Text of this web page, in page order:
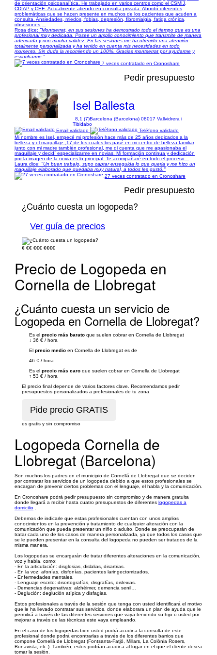
de orientación psicoanalítica. He trabajado en varios centros como el CSMIJ,
CDIAP y CEE. Actualmente atiendo en consulta privada. Abordó diferentes
problemáticas que se hacen presente en muchos de los pacientes que acuden a
consulta. Ansiedades, miedos, fobias, depresión, fibromialgia, fatiga crónica,
obsesiones,...
Rosa dice: "Montserrat, en sus sesiones ha demostrado todo el tiempo que es una
profesional muy dedicada. Posee un amplio conocimiento que transmite de manera
adecuada y con mucha calidez. En las sesiones me ha ofrecido una atención
totalmente personalizada y ha tenido en cuenta mis necesidades en todo
momento. Sin duda la recomiendo un 100%. Gracias montserrat por ayudarme y
escucharme."
7 veces contratado en Cronoshare
Pedir presupuesto
Isel Ballesta
8,1 (7)Barcelona (Barcelona) 08017 Vallvidrera i
Tibidabo
Email validado
Teléfono validado
Mi nombre es Isel, empecé mi profesión hace más de 25 años dedicados a la
belleza y el maquillaje ,17 de los cuales los pasé en mi centro de belleza familiar
junto con mi madre también profesional, me di cuenta que me apasionaba el
maquillaje y decidí especializarme en novias. Mi formación continua y dedicación
por la imagen de la novia es lo principal. Te acompañaré en todo el proceso...
Laura dice: "Un buen trabajo, supo captar enseguida lo que queria y me hizo un
maquillaje elaborado que quedaba muy natural, a todos les gustó."
27 veces contratado en Cronoshare
Pedir presupuesto
¿Cuánto cuesta un logopeda?
Ver guía de precios
€ €€ €€€ €€€€
Precio de Logopeda en
Cornella de Llobregat
¿Cuánto cuesta un servicio de
Logopeda en Cornella de Llobregat?
Es el precio más barato que suelen cobrar en Cornella de Llobregat
↓ 36 € / hora
El precio medio en Cornella de Llobregat es de
46 € / hora
Es el precio más caro que suelen cobrar en Cornella de Llobregat
↑ 53 € / hora
El precio final depende de varios factores clave. Recomendamos pedir
presupuestos personalizados a profesionales de tu zona.
es gratis y sin compromiso
Logopeda Cornella de
Llobregat (Barcelona)
Son muchos los padres en el municipio de Cornellá de Llobregat que se deciden
por contratar los servicios de un logopeda debido a que estos profesionales se
encargan de prevenir ciertos problemas con el lenguaje, el habla y la comunicación.
En Cronoshare podrá pedir presupuesto sin compromiso y de manera gratuita
donde llegará a recibir hasta cuatro presupuestos de diferentes logopedas a
domicilio
Debemos de indicarle que estas profesionales cuentan con unos amplios
conocimientos en la prevención y tratamiento de cualquier alteración con la
comunicación que pueda presentar un niño o adulto. Donde se preocuparán de
tratar cada uno de los casos de manera personalizada, ya que todos los casos que
se le pueden presentar en la consulta del logopeda no pueden ser tratados de la
misma manera.
Los logopedas se encargarán de tratar diferentes alteraciones en la comunicación,
voz y habla, como:
- En la articulación: disglosias, dislalias, disartrias.
- En la voz: afonías, disfonías, pacientes laringectomizados.
- Enfermedades mentales.
- Lenguaje escrito: disortografías, disgrafías, dislexias.
- Demencias degenativas: alzhéimer, demencia senil…
- Deglución: deglución atípica y disfagias.
Estos profesionales a través de la sesión que tenga con usted identificará el motivo
que le ha llevado contratar sus servicios, donde elaborara un plan de ayuda que le
permitirá a través de las diferentes sesiones que vaya teniendo su hijo o usted por
mejorar a través de las técnicas este vaya empleando.
En el caso de los logopedas bien usted podrá acudir a la consulta de este
profesional donde podrá encontrarlas a través de los diferentes barrios que
compone Cornellá de Llobregat (Fontsanta-Fatjó, Millars, La Colònia Rosers,
Bonavista, etc.). También, estos podrían acudir a al lugar en el que el cliente desea
tomar la sesión.